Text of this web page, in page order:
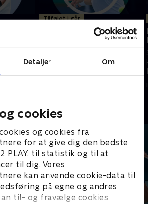
Detaljer Om
cookies
og cookies fra
for at give dig den bedste
PLAY, til statistik og til at
til dig. Vores
kan anvende cookie-data til
på egne og andres
til- og fravælge cookies
Tilføjet i går
Griekspoor-Merida,
kampen mellem Griekspoor og